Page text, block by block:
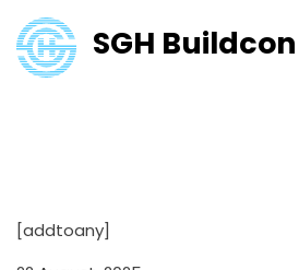
SGH
[addtoany]